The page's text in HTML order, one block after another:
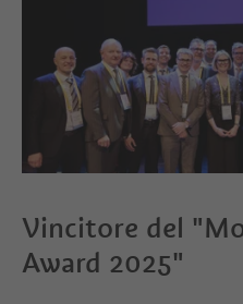
Vincitore del
Award 2025"